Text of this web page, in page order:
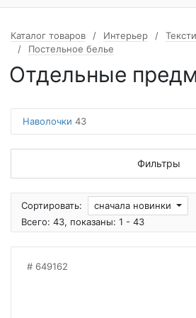
Каталог товаров Интерьер
Постельное белье
Отдельные
Наволочки 43
Фильтры
Сортировать:
сначала новинки
Всего: 43, показаны: 1 - 43
649162